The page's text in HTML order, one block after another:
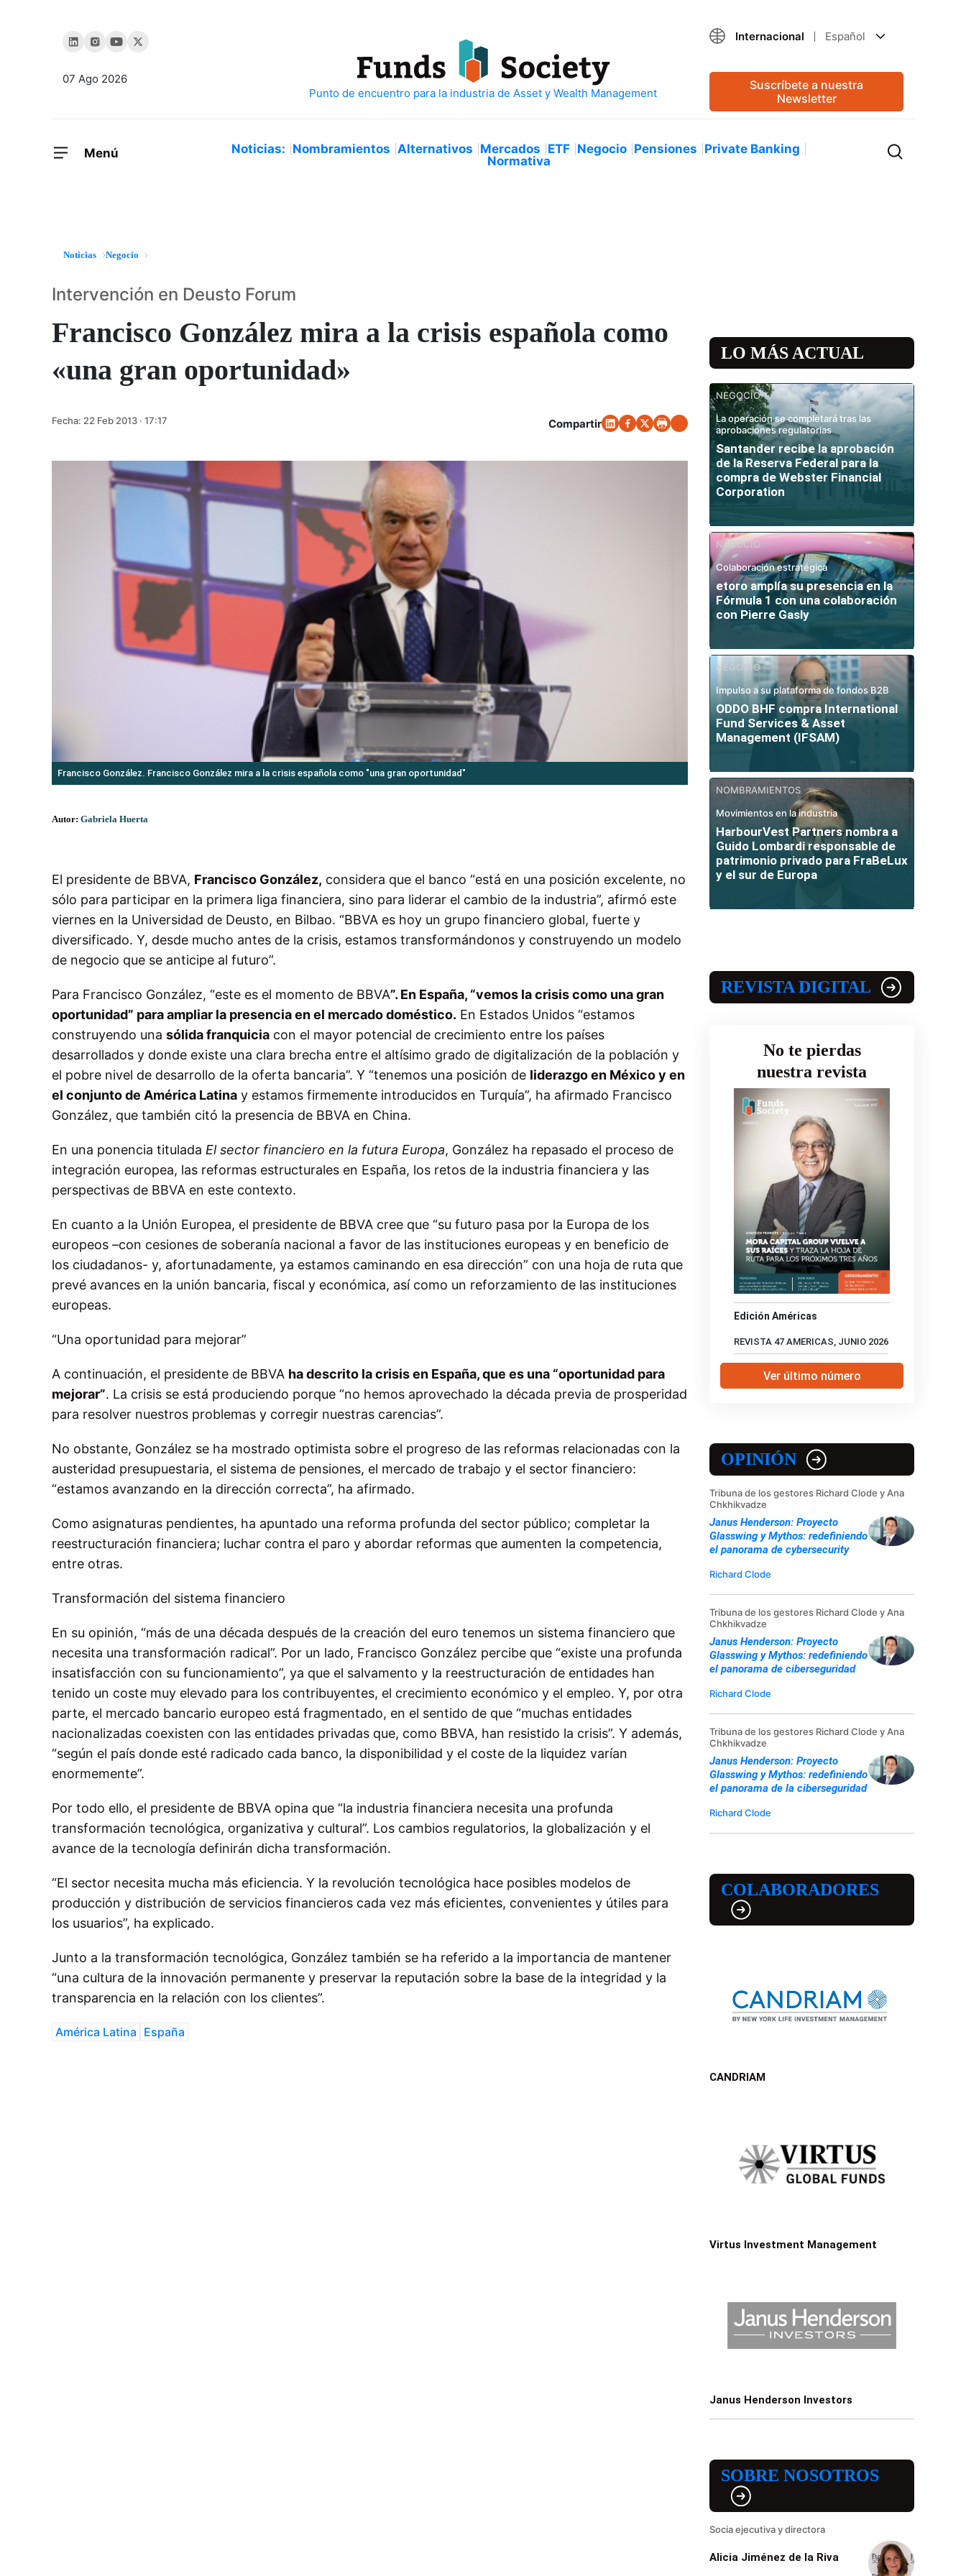
07 Ago 2026
Internacional Español
Suscríbete a nuestra
Newsletter
Menú Noticias: Nombramientos Alternativos Mercados ETF Negocio Pensiones Private Banking
Normativa
Noticias Negocio
Francisco González mira a la crisis española como
«una gran oportunidad»
Intervención en Deusto Forum
Fecha: 22 Feb 2013 · 17:17 Compartir
Francisco González. Francisco González mira a la crisis española como "una gran oportunidad"
Autor: Gabriela Huerta
El presidente de BBVA, Francisco González, considera que el banco “está en una posición excelente, no
sólo para participar en la primera liga financiera, sino para liderar el cambio de la industria”, afirmó este
viernes en la Universidad de Deusto, en Bilbao. “BBVA es hoy un grupo financiero global, fuerte y
diversificado. Y, desde mucho antes de la crisis, estamos transformándonos y construyendo un modelo
de negocio que se anticipe al futuro”.
Para Francisco González, “este es el momento de BBVA”. En España, “vemos la crisis como una gran
oportunidad” para ampliar la presencia en el mercado doméstico. En Estados Unidos “estamos
construyendo una sólida franquicia con el mayor potencial de crecimiento entre los países
desarrollados y donde existe una clara brecha entre el altísimo grado de digitalización de la población y
el pobre nivel de desarrollo de la oferta bancaria”. Y “tenemos una posición de liderazgo en México y en
el conjunto de América Latina y estamos firmemente introducidos en Turquía”, ha afirmado Francisco
González, que también citó la presencia de BBVA en China.
En una ponencia titulada El sector financiero en la futura Europa, González ha repasado el proceso de
integración europea, las reformas estructurales en España, los retos de la industria financiera y las
perspectivas de BBVA en este contexto.
En cuanto a la Unión Europea, el presidente de BBVA cree que “su futuro pasa por la Europa de los
europeos –con cesiones de soberanía nacional a favor de las instituciones europeas y en beneficio de
los ciudadanos- y, afortunadamente, ya estamos caminando en esa dirección” con una hoja de ruta que
prevé avances en la unión bancaria, fiscal y económica, así como un reforzamiento de las instituciones
europeas.
“Una oportunidad para mejorar”
A continuación, el presidente de BBVA ha descrito la crisis en España, que es una “oportunidad para
mejorar”. La crisis se está produciendo porque “no hemos aprovechado la década previa de prosperidad
para resolver nuestros problemas y corregir nuestras carencias”.
No obstante, González se ha mostrado optimista sobre el progreso de las reformas relacionadas con la
austeridad presupuestaria, el sistema de pensiones, el mercado de trabajo y el sector financiero:
“estamos avanzando en la dirección correcta”, ha afirmado.
Como asignaturas pendientes, ha apuntado una reforma profunda del sector público; completar la
reestructuración financiera; luchar contra el paro y abordar reformas que aumenten la competencia,
entre otras.
Transformación del sistema financiero
En su opinión, “más de una década después de la creación del euro tenemos un sistema financiero que
necesita una transformación radical”. Por un lado, Francisco González percibe que “existe una profunda
insatisfacción con su funcionamiento”, ya que el salvamento y la reestructuración de entidades han
tenido un coste muy elevado para los contribuyentes, el crecimiento económico y el empleo. Y, por otra
parte, el mercado bancario europeo está fragmentado, en el sentido de que “muchas entidades
nacionalizadas coexisten con las entidades privadas que, como BBVA, han resistido la crisis”. Y además,
“según el país donde esté radicado cada banco, la disponibilidad y el coste de la liquidez varían
enormemente”.
Por todo ello, el presidente de BBVA opina que “la industria financiera necesita una profunda
transformación tecnológica, organizativa y cultural”. Los cambios regulatorios, la globalización y el
avance de la tecnología definirán dicha transformación.
“El sector necesita mucha más eficiencia. Y la revolución tecnológica hace posibles modelos de
producción y distribución de servicios financieros cada vez más eficientes, convenientes y útiles para
los usuarios”, ha explicado.
Junto a la transformación tecnológica, González también se ha referido a la importancia de mantener
“una cultura de la innovación permanente y preservar la reputación sobre la base de la integridad y la
transparencia en la relación con los clientes”.
América Latina España
LO MÁS ACTUAL
NEGOCIO
La operación se completará tras las
aprobaciones regulatorias
Santander recibe la aprobación
de la Reserva Federal para la
compra de Webster Financial
Corporation
NEGOCIO
Colaboración estratégica
etoro amplía su presencia en la
Fórmula 1 con una colaboración
con Pierre Gasly
NEGOCIO
Impulso a su plataforma de fondos B2B
ODDO BHF compra International
Fund Services & Asset
Management (IFSAM)
NOMBRAMIENTOS
Movimientos en la industria
HarbourVest Partners nombra a
Guido Lombardi responsable de
patrimonio privado para FraBeLux
y el sur de Europa
REVISTA DIGITAL
No te pierdas
nuestra revista
Edición Américas
REVISTA 47 AMERICAS, JUNIO 2026
Ver último número
OPINIÓN
Tribuna de los gestores Richard Clode y Ana
Chkhikvadze
Janus Henderson: Proyecto
Glasswing y Mythos: redefiniendo
el panorama de cybersecurity
Richard Clode
Tribuna de los gestores Richard Clode y Ana
Chkhikvadze
Janus Henderson: Proyecto
Glasswing y Mythos: redefiniendo
el panorama de ciberseguridad
Richard Clode
Tribuna de los gestores Richard Clode y Ana
Chkhikvadze
Janus Henderson: Proyecto
Glasswing y Mythos: redefiniendo
el panorama de la ciberseguridad
Richard Clode
COLABORADORES
CANDRIAM
Virtus Investment Management
Janus Henderson Investors
SOBRE NOSOTROS
Socia ejecutiva y directora
Alicia Jiménez de la Riva